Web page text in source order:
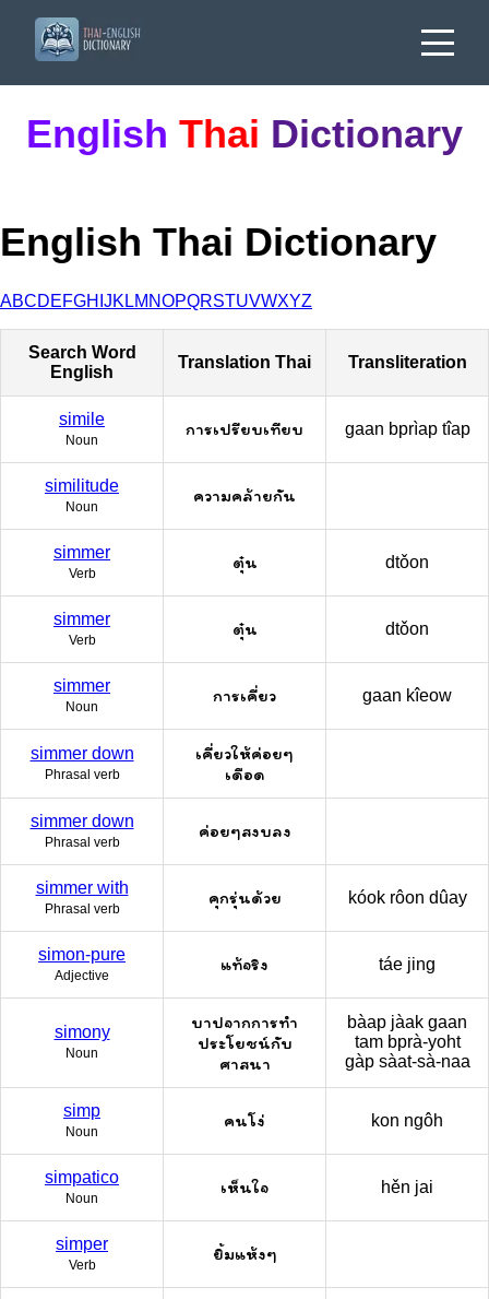
English Thai Dictionary
English Thai Dictionary
ABCDEFGH JK LM NOPQRSTUVWXYZ
Search Word
English
Translation Thai Transliteration
simile
Noun
การเปรียบเทียบ gaan bprìap tîap
similitude
Noun
ความคล้ายกัน
simmer
Verb
ตุ๋น dtǒon
simmer
Verb
ตุ๋น dtǒon
simmer
Noun
การเคี่ยว gaan kîeow
simmer down
Phrasal verb
เคี่ยวให้ค่อยๆ
เดือด
simmer down
Phrasal verb
ค่อยๆสงบลง
simmer with
Phrasal verb
คุกรุ่นด้วย kóok rôon dûay
simon-pure
Adjective
แท้จริง táe jing
simony
Noun
บาปจากการทำ
ประโยชน์กับ
ศาสนา
bàap jàak gaan
tam bprà-yoht
gàp sàat-sà-naa
simp
Noun
คนโง่ kon ngôh
simpatico
Noun
เห็นใจ hěn jai
simper
Verb
ยิ้มแห้งๆ